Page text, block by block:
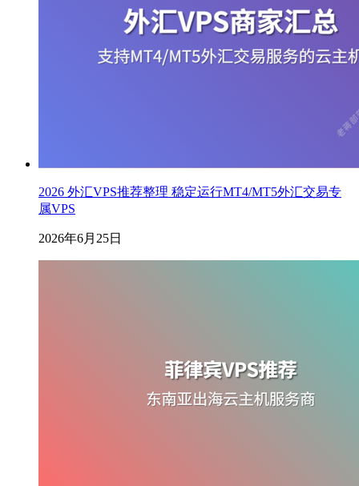
2026 外汇VPS推荐整理 稳定运行MT4/MT5外汇交易专
属VPS
2026年6月25日